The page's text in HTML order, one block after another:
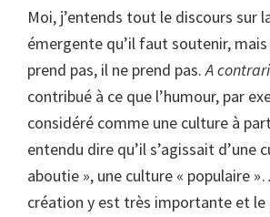
Moi, j’entends tout le discours sur
émergente qu’il faut soutenir, mais
prend pas, il ne prend pas.A
contribué à ce que l’humour, par
considéré comme une culture à
entendu dire qu’il s’agissait d’une
aboutie », une culture « populaire
création y est très importante et le